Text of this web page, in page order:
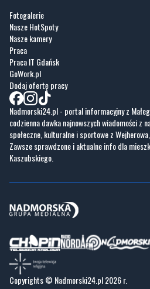
Praca IT Gdańsk
GoWork.pl
Dodaj ofertę pracy
Nadmorski24.pl - portal informacyjny z
codzienna dawka najnowszych wiadomości z
społeczne, kulturalne i sportowe z Wejherowa,
Zawsze sprawdzone i aktualne info dla
Kaszubskiego.
Copyrights © Nadmorski24.pl 2026 r.
Projekt i wykonaniePixlab.pl